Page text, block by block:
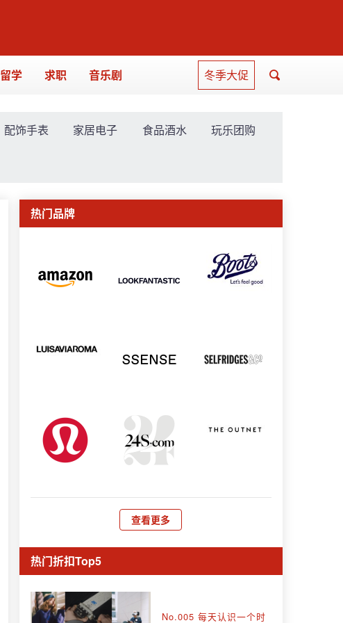
留学 求职 音乐剧 冬季大促
配饰手表 家居电子 食品酒水 玩乐团购
热门品牌
查看更多
热门折扣Top5
No.005 每天认识一个时